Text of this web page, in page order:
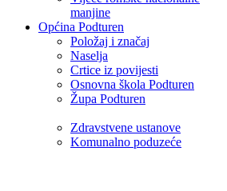
manjine
Općina Podturen
Položaj i značaj
Naselja
Crtice iz povijesti
Osnovna škola Podturen
Župa Podturen
Zdravstvene ustanove
Komunalno poduzeće